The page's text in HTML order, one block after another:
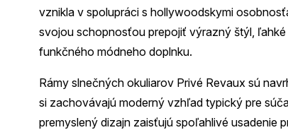
vznikla v spolupráci s hollywoodskymi
svojou schopnosťou prepojiť výrazný štýl,
funkčného módneho doplnku.
Rámy slnečných okuliarov Privé Revaux sú
si zachovávajú moderný vzhľad typický pre
premyslený dizajn zaisťujú spoľahlivé